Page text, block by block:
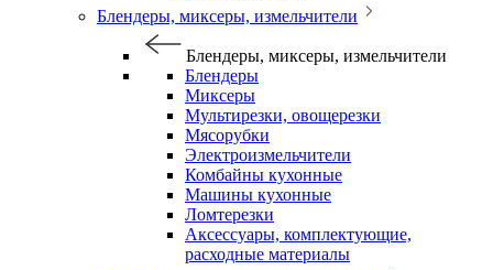
Блендеры, миксеры, измельчители
Блендеры, миксеры, измельчители
Блендеры
Миксеры
Мультирезки, овощерезки
Мясорубки
Электроизмельчители
Комбайны кухонные
Машины кухонные
Ломтерезки
Аксессуары, комплектующие,
расходные материалы